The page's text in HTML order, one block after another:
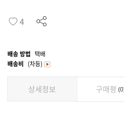
4
배송 방법 택배
배송비 (차등)
상세정보 구매평 0